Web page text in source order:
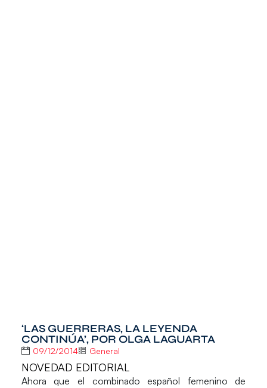
‘LAS GUERRERAS, LA LEYENDA
CONTINÚA’, POR OLGA LAGUARTA
09/12/2014 General
NOVEDAD EDITORIAL
Ahora que el combinado español femenino de